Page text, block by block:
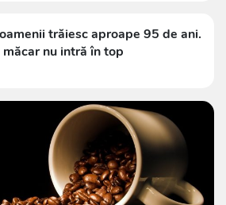
trăiesc aproape 95 de ani.
nu intră în top